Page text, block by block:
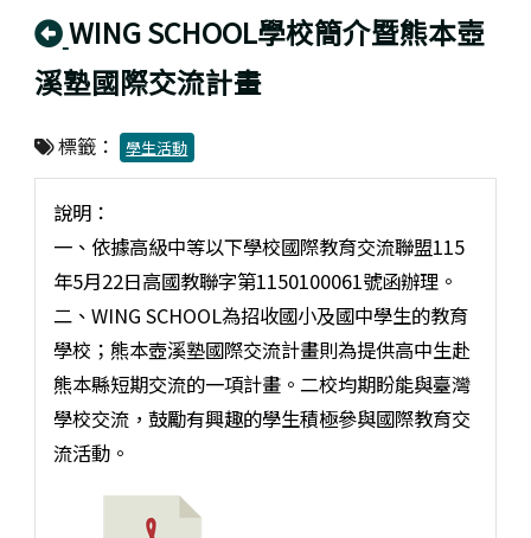
回上頁
WING SCHOOL學校簡介暨熊本壺
溪塾國際交流計畫
標籤： 學生活動
說明：
一、依據高級中等以下學校國際教育交流聯盟115
年5月22日高國教聯字第1150100061號函辦理。
二、WING SCHOOL為招收國小及國中學生的教育
學校；熊本壺溪塾國際交流計畫則為提供高中生赴
熊本縣短期交流的一項計畫。二校均期盼能與臺灣
學校交流，鼓勵有興趣的學生積極參與國際教育交
流活動。